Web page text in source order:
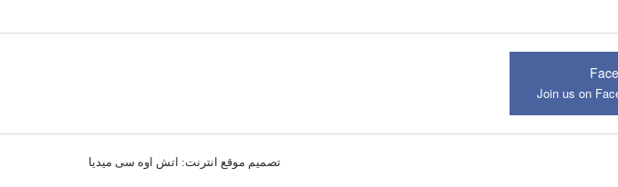
Join us on
تصميم موقع انترنت: اتش اوه سى ميديا